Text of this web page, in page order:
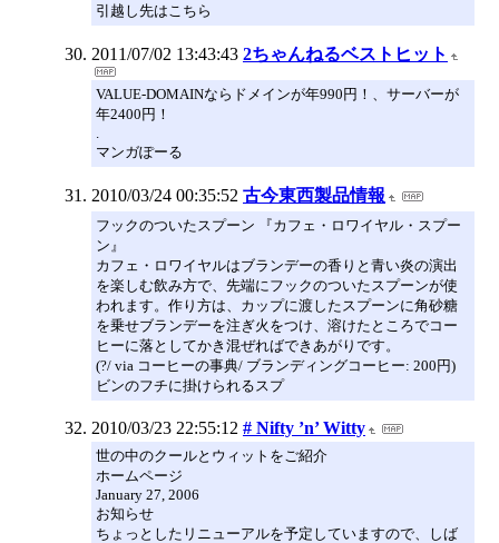
引越し先はこちら
2011/07/02 13:43:43 2ちゃんねるベストヒット
VALUE-DOMAINならドメインが年990円！、サーバーが
年2400円！
マンガぽーる
2010/03/24 00:35:52 古今東西製品情報
フックのついたスプーン 『カフェ・ロワイヤル・スプー
ン』
カフェ・ロワイヤルはブランデーの香りと青い炎の演出
を楽しむ飲み方で、先端にフックのついたスプーンが使
われます。作り方は、カップに渡したスプーンに角砂糖
を乗せブランデーを注ぎ火をつけ、溶けたところでコー
ヒーに落としてかき混ぜればできあがりです。
(?/ via コーヒーの事典/ ブランディングコーヒー: 200円)
ビンのフチに掛けられるスプ
2010/03/23 22:55:12 # Nifty ’n’ Witty
世の中のクールとウィットをご紹介
ホームページ
January 27, 2006
お知らせ
ちょっとしたリニューアルを予定していますので、しば